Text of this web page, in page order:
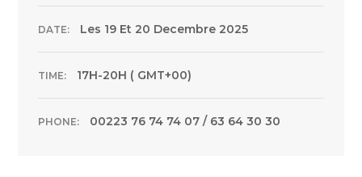
DATE: Les 19 Et 20 Decembre 2025
TIME: 17H-20H ( GMT+00)
PHONE: 00223 76 74 74 07 / 63 64 30 30